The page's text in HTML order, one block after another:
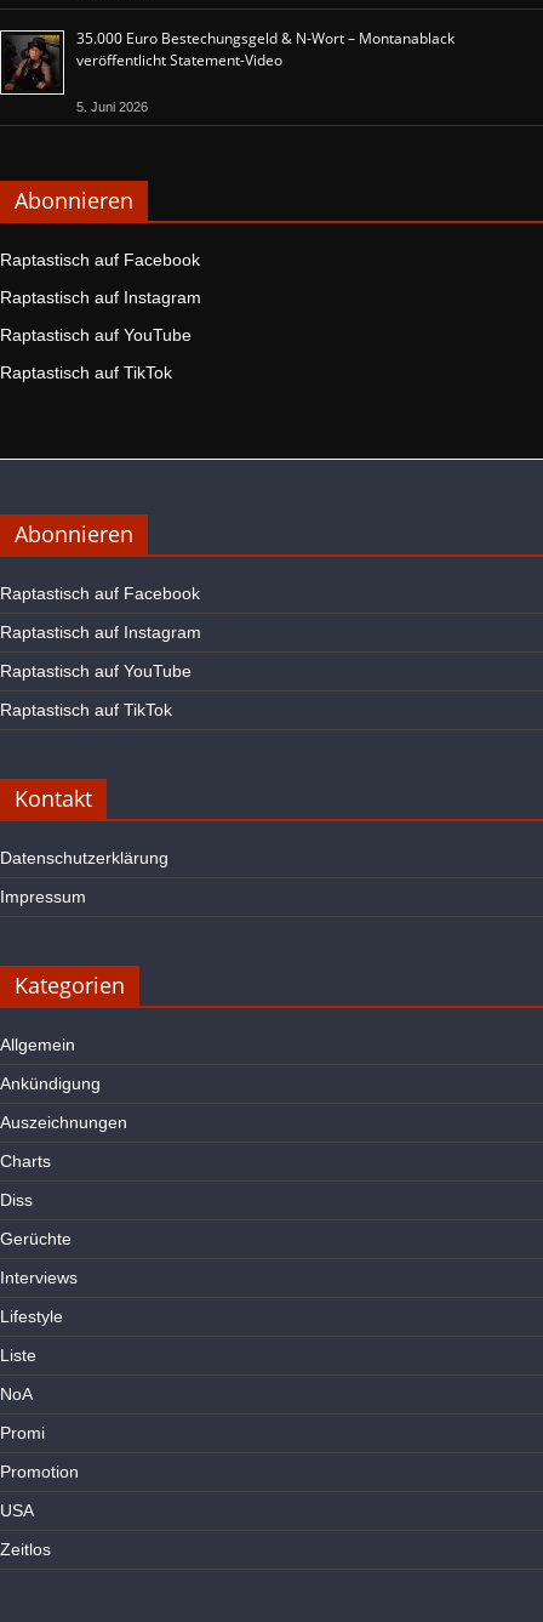
35.000 Euro Bestechungsgeld & N-Wort – Montanablack
veröffentlicht Statement-Video
5. Juni 2026
Abonnieren
Raptastisch auf Facebook
Raptastisch auf Instagram
Raptastisch auf YouTube
Raptastisch auf TikTok
Abonnieren
Raptastisch auf Facebook
Raptastisch auf Instagram
Raptastisch auf YouTube
Raptastisch auf TikTok
Kontakt
Datenschutzerklärung
Impressum
Kategorien
Allgemein
Ankündigung
Auszeichnungen
Charts
Diss
Gerüchte
Interviews
Lifestyle
Liste
NoA
Promi
Promotion
USA
Zeitlos